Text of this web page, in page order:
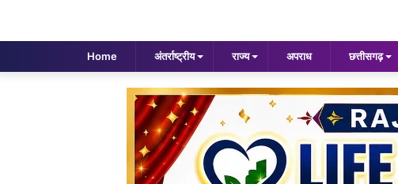
Home अंतर्राष्ट्रीय राज्य अपराध छत्तीसगढ़